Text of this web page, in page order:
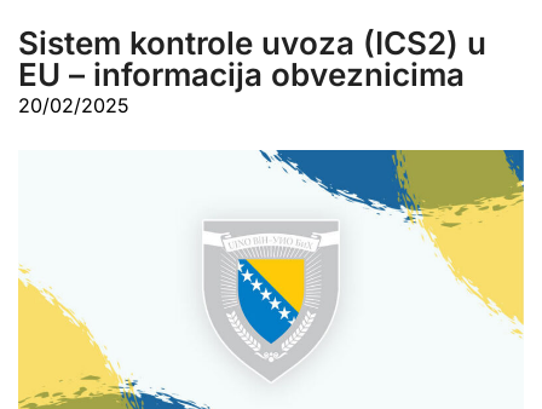
Sistem kontrole uvoza (ICS2) u
EU – informacija obveznicima
20/02/2025